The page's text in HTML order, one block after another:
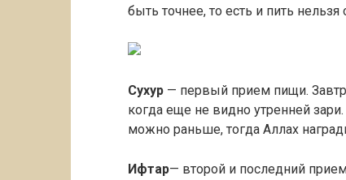
быть точнее, то есть и пить нельзя
Сухур — первый прием пищи.
когда еще не видно утренней
можно раньше, тогда Аллах
Ифтар— второй и последний